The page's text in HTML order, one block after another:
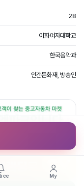
28
이화여자대학교
한국음악과
인간문화재, 방송인
My